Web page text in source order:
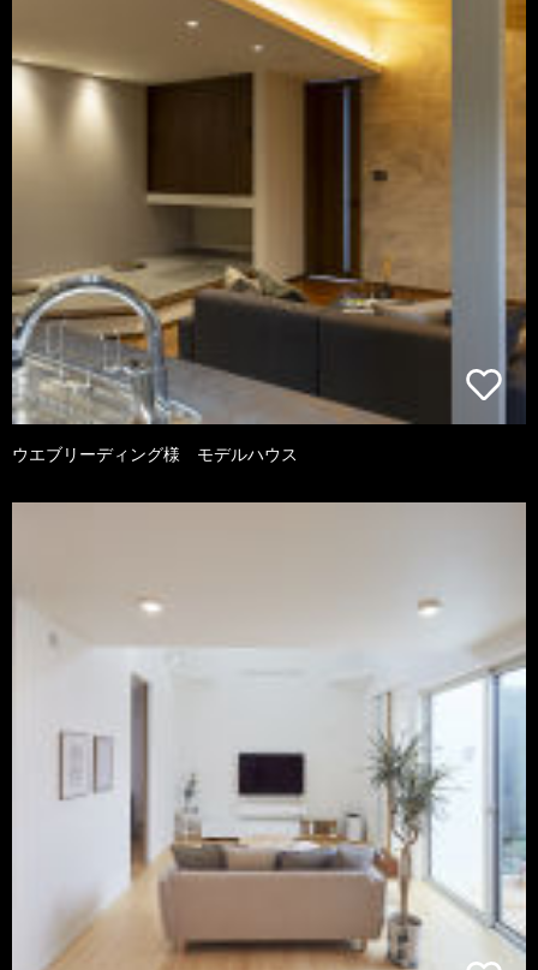
ウエブリーディング様 モデルハウス